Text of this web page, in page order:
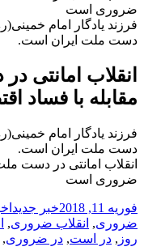
ضروری است
فرزند یادگار امام
دست ملت ایران است.
انقلاب امانتی
مقابله با فساد
فرزند یادگار امام
دست ملت ایران است.
انقلاب امانتی در دست
ضروری است
ارسال
شده
در
فوریه 11, 2018 نویسنده
دسته‌ها
خبر جدید
ضروری, انقلاب ضروری,
روز , در است, در ضروری,